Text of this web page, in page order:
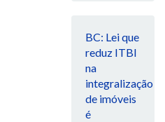
BC: Lei que
reduz ITBI
na
integralização
de imóveis
é